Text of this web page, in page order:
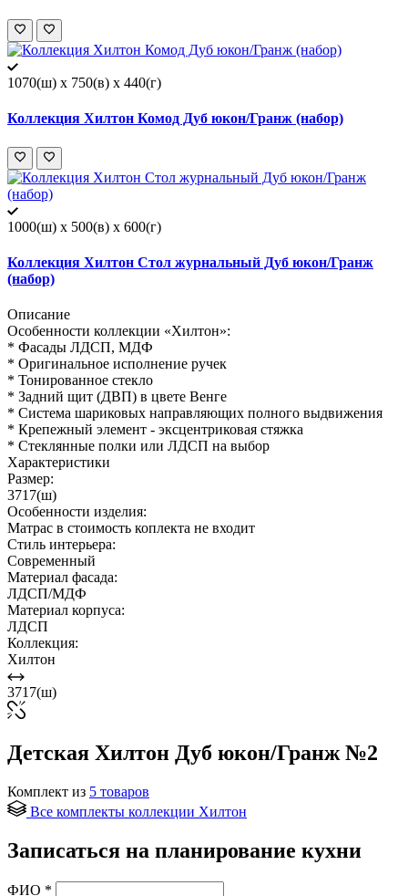
1070(ш) x 750(в) x 440(г)
Коллекция Хилтон Комод Дуб юкон/Гранж (набор)
1000(ш) x 500(в) x 600(г)
Коллекция Хилтон Стол журнальный Дуб юкон/Гранж
(набор)
Описание
Особенности коллекции «Хилтон»:
* Фасады ЛДСП, МДФ
* Оригинальное исполнение ручек
* Тонированное стекло
* Задний щит (ДВП) в цвете Венге
* Система шариковых направляющих полного выдвижения
* Крепежный элемент - эксцентриковая стяжка
* Стеклянные полки или ЛДСП на выбор
Характеристики
Размер:
3717(ш)
Особенности изделия:
Матрас в стоимость коплекта не входит
Стиль интерьера:
Современный
Материал фасада:
ЛДСП/МДФ
Материал корпуса:
ЛДСП
Коллекция:
Хилтон
3717(ш)
Детская Хилтон Дуб юкон/Гранж №2
Комплект из 5 товаров
Все комплекты коллекции Хилтон
Записаться на планирование кухни
ФИО *